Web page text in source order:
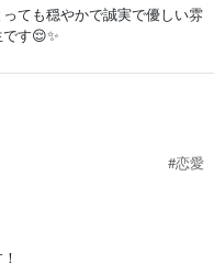
ても穏やかで誠実で優しい雰
す😌✨️
#恋愛